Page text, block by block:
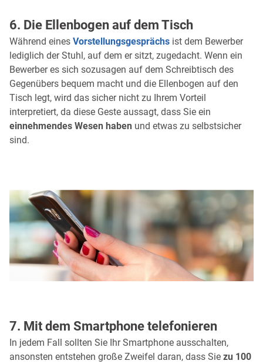
6. Die Ellenbogen auf dem Tisch
Während eines Vorstellungsgesprächs ist dem Bewerber
lediglich der Stuhl, auf dem er sitzt, zugedacht. Wenn ein
Bewerber es sich sozusagen auf dem Schreibtisch des
Gegenübers bequem macht und die Ellenbogen auf den
Tisch legt, wird das sicher nicht zu Ihrem Vorteil
interpretiert, da diese Geste aussagt, dass Sie ein
einnehmendes Wesen haben und etwas zu selbstsicher
sind.
7. Mit dem Smartphone telefonieren
In jedem Fall sollten Sie Ihr Smartphone ausschalten,
ansonsten entstehen große Zweifel daran, dass Sie zu 100